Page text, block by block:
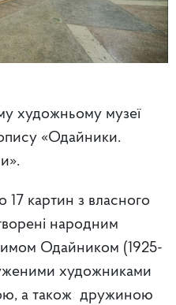
художньому музеї
«Одайники.
17 картин з власного
народним
Одайником (1925-
художниками
а також дружиною